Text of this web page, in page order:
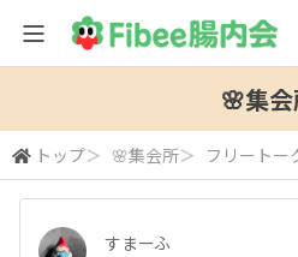
🌸集
トップ＞ 🌸集会所＞ フリートー
すまーふ